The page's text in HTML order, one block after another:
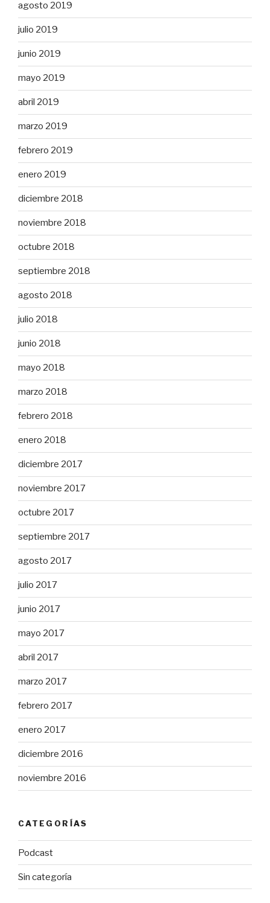
agosto 2019
julio 2019
junio 2019
mayo 2019
abril 2019
marzo 2019
febrero 2019
enero 2019
diciembre 2018
noviembre 2018
octubre 2018
septiembre 2018
agosto 2018
julio 2018
junio 2018
mayo 2018
marzo 2018
febrero 2018
enero 2018
diciembre 2017
noviembre 2017
octubre 2017
septiembre 2017
agosto 2017
julio 2017
junio 2017
mayo 2017
abril 2017
marzo 2017
febrero 2017
enero 2017
diciembre 2016
noviembre 2016
CATEGORÍAS
Podcast
Sin categoría